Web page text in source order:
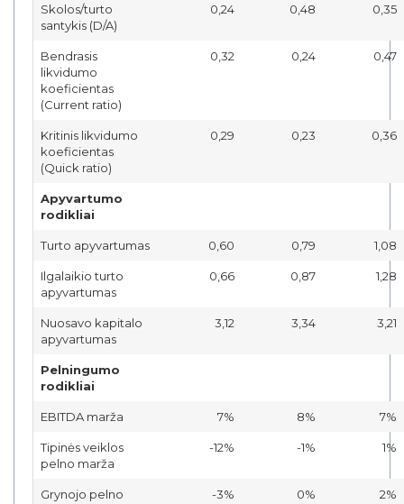
Skolos/turto
santykis (D/A)
0,24 0,48 0,35
Bendrasis
likvidumo
koeficientas
(Current ratio)
0,32 0,24 0,47
Kritinis likvidumo
koeficientas
(Quick ratio)
0,29 0,23 0,36
Apyvartumo
rodikliai
Turto apyvartumas 0,60 0,79 1,08
Ilgalaikio turto
apyvartumas
0,66 0,87 1,28
Nuosavo kapitalo
apyvartumas
3,12 3,34 3,21
Pelningumo
rodikliai
EBITDA marža 7% 8% 7%
Tipinės veiklos
pelno marža
-12% -1% 1%
Grynojo pelno
-3% 0% 2%